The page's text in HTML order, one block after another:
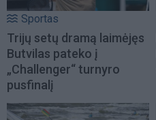
Sportas
Trijų setų dramą laimėjęs
Butvilas pateko į
„Challenger“ turnyro
pusfinalį